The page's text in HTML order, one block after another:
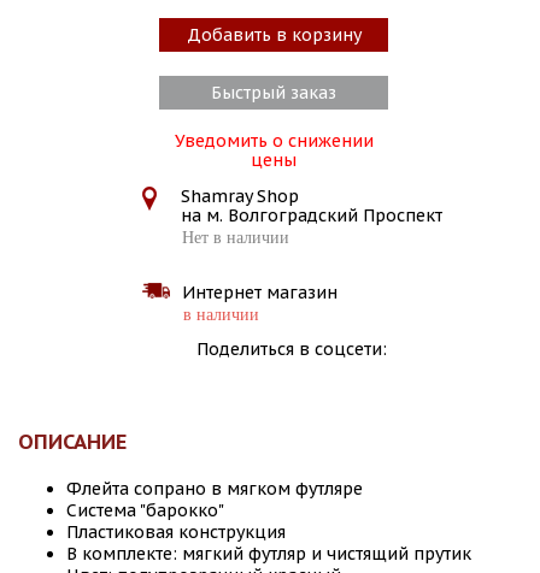
Добавить в корзину
Быстрый заказ
Уведомить о снижении
цены
Shamray Shop
на м. Волгоградский Проспект
Нет в наличии
Интернет магазин
в наличии
Поделиться в соцсети:
ОПИСАНИЕ
Флейта сопрано в мягком футляре
Система "барокко"
Пластиковая конструкция
В комплекте: мягкий футляр и чистящий прутик